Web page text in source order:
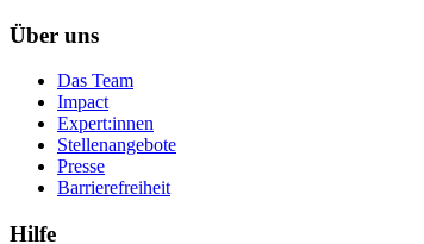
Über uns
Das Team
Impact
Expert:innen
Stellenangebote
Presse
Barrierefreiheit
Hilfe